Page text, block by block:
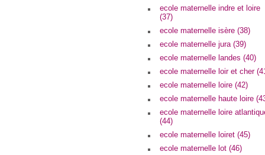
ecole maternelle indre et loire
(37)
ecole maternelle isère (38)
ecole maternelle jura (39)
ecole maternelle landes (40)
ecole maternelle loir et cher
ecole maternelle loire (42)
ecole maternelle haute loire
ecole maternelle loire
(44)
ecole maternelle loiret (45)
ecole maternelle lot (46)